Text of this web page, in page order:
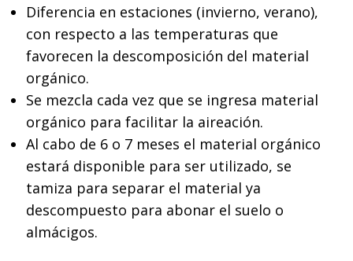
Diferencia en estaciones (invierno, verano),
con respecto a las temperaturas que
favorecen la descomposición del material
orgánico.
Se mezcla cada vez que se ingresa material
orgánico para facilitar la aireación.
Al cabo de 6 o 7 meses el material orgánico
estará disponible para ser utilizado, se
tamiza para separar el material ya
descompuesto para abonar el suelo o
almácigos.